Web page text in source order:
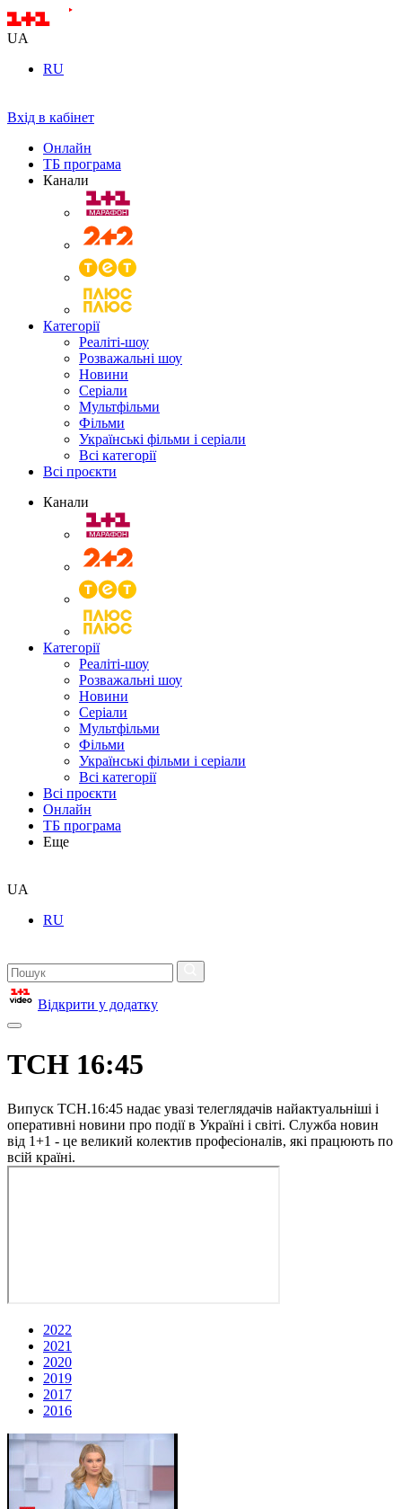
UA
RU
Вхід в кабінет
Онлайн
ТБ програма
Канали
Категорії
Реаліті-шоу
Розважальні шоу
Новини
Серіали
Мультфільми
Фільми
Українські фільми і серіали
Всі категорії
Всі проєкти
Канали
Категорії
Реаліті-шоу
Розважальні шоу
Новини
Серіали
Мультфільми
Фільми
Українські фільми і серіали
Всі категорії
Всі проєкти
Онлайн
ТБ програма
Еще
UA
RU
Відкрити у додатку
ТСН 16:45
Випуск ТСН.16:45 надає увазі телеглядачів найактуальніші і
оперативні новини про події в Україні і світі. Служба новин
від 1+1 - це великий колектив професіоналів, які працюють по
всій країні.
2022
2021
2020
2019
2017
2016